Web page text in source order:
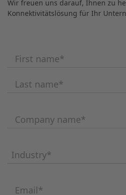
Wir freuen uns darauf, Ihnen zu
Konnektivitätslösung für Ihr